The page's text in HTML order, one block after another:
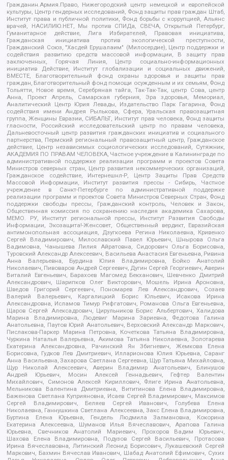
Гражданин.Армия.Право, Нижегородский центр немецкой и европейской
культуры, Центр гендерных исследований, Фонд защиты прав граждан Штаб,
Институт права и публичной политики, Фонд борьбы с коррупцией, Альянс
врачей, НАСИЛИЮ.НЕТ, Мы против СПИДа, СВЕЧА, Открытый Петербург,
Гуманитарное действие, Лига Избирателей, Правовая инициатива,
Гражданская инициатива против экологической преступности,
Гражданский Союз, "Хасдей Ерушалаим" (Милосердие), Центр поддержки и
содействия развитию средств массовой информации, В защиту прав
заключенных, Горячая Линия, Центр социально-информационных
инициатив Действие, Институт глобализации и социальных движений,
ВМЕСТЕ, Благотворительный фонд охраны здоровья и защиты прав
граждан, Благотворительный фонд помощи осужденным и их семьям, Фонд
Тольятти, Новое время, Серебряная тайга, Так-Так-Так, центр Сова, центр
Анна, Проект Апрель, Самарская губерния, Эра здоровья, Мемориал,
Аналитический Центр Юрия Левады, Издательство Парк Гагарина, Фонд
содействия имени Андрея Рылькова, Сфера, Уральская правозащитная
группа, Женщины Евразии, СИБАЛЬТ, Институт прав человека, Фонд защиты
гласности, Российский исследовательский центр по правам человека,
Дальневосточный центр развития гражданских инициатив и социального
партнерства, Пермский региональный правозащитный центр, Гражданское
действие, Центр независимых социологических исследований, Сутяжник,
АКАДЕМИЯ ПО ПРАВАМ ЧЕЛОВЕКА, Частное учреждение в Калининграде по
административной поддержке реализации программ и проектов Совета
Министров северных стран, Центр развития некоммерческих организаций,
Гражданское содействие, Интернешнл-Р, Центр Защиты Прав Средств
Массовой Информации, Институт развития прессы - Сибирь, Частное
учреждение в Санкт-Петербурге по административной поддержке
реализации программ и проектов Совета Министров Северных Стран, Фонд
поддержки свободы прессы, Гражданский контроль, Человек и Закон,
Общественная комиссия по сохранению наследия академика Сахарова,
МЕМО. РУ, Институт региональной прессы, Институт Развития Свободы
Информации, Экозащита!-Женсовет, Общественный вердикт, Евразийская
антимонопольная ассоциация, Дзугкоева Регина Николаевна, Кривенко
Сергей Владимирович, Милославский Павел Юрьевич, Шнырова Ольга
Вадимовна, Чанышева Лилия Айратовна, Сидорович Ольга Борисовна,
Туровский Александр Алексеевич, Васильева Анастасия Евгеньевна, Ривина
Анна Валерьевна, Бурдина Юлия Владимировна, Бойко Анатолий
Николаевич, Пивоваров Андрей Сергеевич, Дугин Сергей Георгиевич, Аверин
Виталий Евгеньевич, Барахоев Магомед Бекханович, Шевченко Дмитрий
Александрович, Шарипков Олег Викторович, Мошель Ирина Ароновна,
Шведов Григорий Сергеевич, Пономарев Лев Александрович, Созаев
Валерий Валерьевич, Каргалицкий Борис Юльевич, Исакова Ирина
Александровна, Исламов Тимур Рифгатович, Романова Ольга Евгеньевна,
Щаров Сергей Алексадрович, Цирульников Борис Альбертович, Халидова
Марина Владимировна, Людевиг Марина Зариевна, Федотова Галина
Анатольевна, Паутов Юрий Анатольевич, Верховский Александр Маркович,
Пислакова-Паркер Марина Петровна, Кочеткова Татьяна Владимировна,
Чуркина Наталья Валерьевна, Акимова Татьяна Николаевна, Золотарева
Екатерина Александровна, Рачинский Ян Збигневич, Жемкова Елена
Борисовна, Гудков Лев Дмитриевич, Илларионова Юлия Юрьевна, Саранг
Анна Васильевна, Захарова Светлана Сергеевна, Щур Татьяна Михайловна,
Щур Николай Алексеевич, Аверин Владимир Анатольевич, Блинушов
Андрей Юрьевич, Мосин Алексей Геннадьевич, Гефтер Валентин
Михайлович, Симонов Алексей Кириллович, Флиге Ирина Анатольевна,
Мельникова Валентина Дмитриевна, Вититинова Елена Владимировна,
Баженова Светлана Куприяновна, Исаев Сергей Владимирович, Максимов
Сергей Владимирович, Беляев Сергей Иванович, Голубева Елена
Николаевна, Ганнушкина Светлана Алексеевна, Закс Елена Владимировна,
Буртина Елена Юрьевна, Гендель Людмила Залмановна, Кокорина
Екатерина Алексеевна, Шуманов Илья Вячеславович, Арапова Галина
Юрьевна, Свечников Анатолий Мариевич, Прохоров Вадим Юрьевич,
Шахова Елена Владимировна, Подузов Сергей Васильевич, Протасова
Ирина Вячеславовна, Литинский Леонид Борисович, Лукашевский Сергей
Маркович, Бахмин Вячеслав Иванович, Шабад Анатолий Ефимович, Сухих